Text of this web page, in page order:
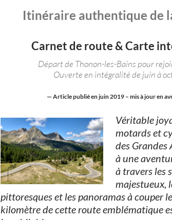
Itinéraire authentique de
Carnet de route & Carte
Départ de Thonon-les-Bains pour
Ouverte en intégralité de juin à
— Article publié en juin 2019 – mis à jour en
Véritable
motards et
des Grandes
à une
à travers les
majestueux,
pittoresques et les panoramas à couper
kilomètre de cette route emblématique